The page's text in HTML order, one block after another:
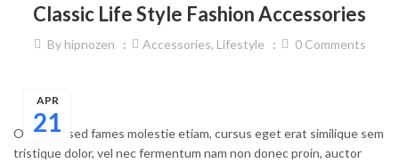
Classic Life Style Fashion Accessories
By hipnozen Accessories, Lifestyle 0Comments
21
APR
Orci eros sed fames molestie etiam, cursus eget erat similique sem
tristique dolor, vel nec fermentum nam non donec proin, auctor